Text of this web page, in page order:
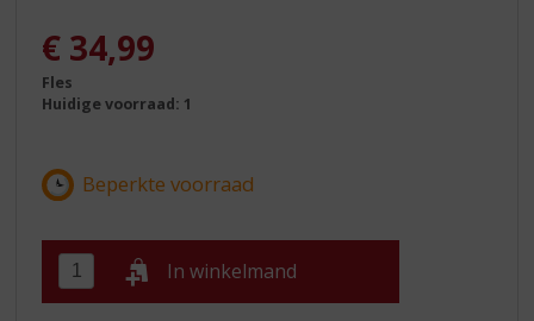
€ 34,99
Fles
Huidige voorraad: 1
In winkelmand